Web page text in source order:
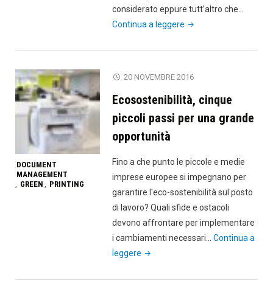
considerato eppure tutt’altro che…
Continua a leggere "La
gestione
degli
uffici"
DOCUMENT
MANAGEMENT
, GREEN , PRINTING
20 NOVEMBRE 2016
Ecosostenibilità, cinque
piccoli passi per una grande
opportunità
Fino a che punto le piccole e medie
imprese europee si impegnano per
garantire l'eco-sostenibilità sul posto
di lavoro? Quali sfide e ostacoli
devono affrontare per implementare
i cambiamenti necessari…Continua a
leggere "Ecosostenibilità,
piccoli